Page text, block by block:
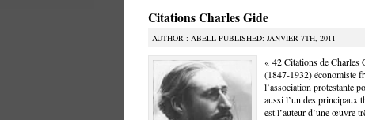
Citations Charles Gide
AUTHOR : ABELL PUBLISHED: JANVIER 7TH, 2011
« 42 Citations de Charles
(1847-1932) économiste
l’association protestante
aussi l’un des principaux
est l’auteur d’une œuvre